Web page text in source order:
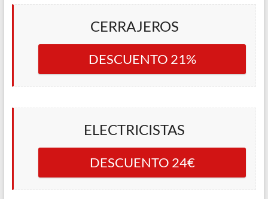
CERRAJEROS
DESCUENTO 21%
ELECTRICISTAS
DESCUENTO 24€